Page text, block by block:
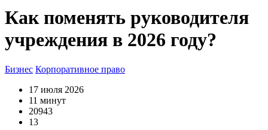
Как поменять руководителя
учреждения в 2026 году?
Бизнес Корпоративное право
17 июля 2026
11 минут
20943
13